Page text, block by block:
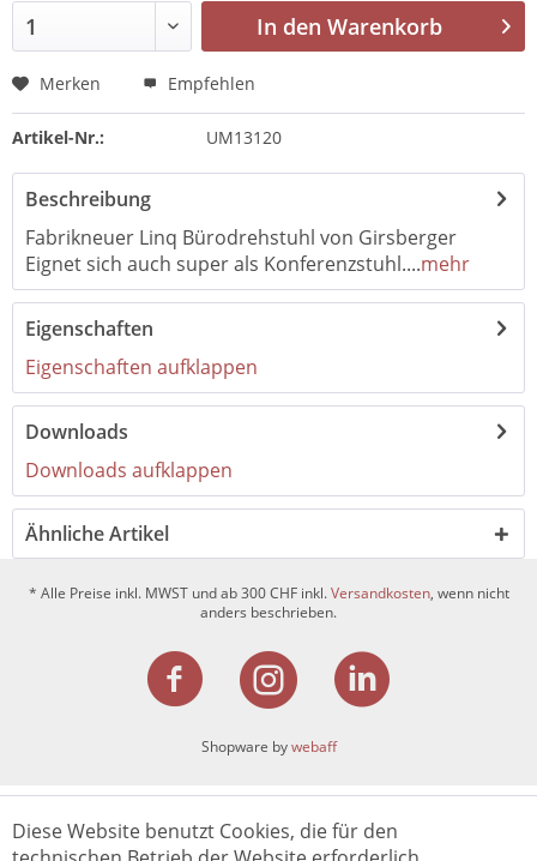
In den Warenkorb
Merken Empfehlen
Artikel-Nr.: UM13120
Beschreibung
Fabrikneuer Linq Bürodrehstuhl von Girsberger
Eignet sich auch super als Konferenzstuhl....mehr
Eigenschaften
Eigenschaften aufklappen
Downloads
Downloads aufklappen
Ähnliche Artikel
* Alle Preise inkl. MWST und ab 300 CHF inkl.Versandkosten, wenn nicht
anders beschrieben.
Shopware bywebaff
Diese Website benutzt Cookies, die für den